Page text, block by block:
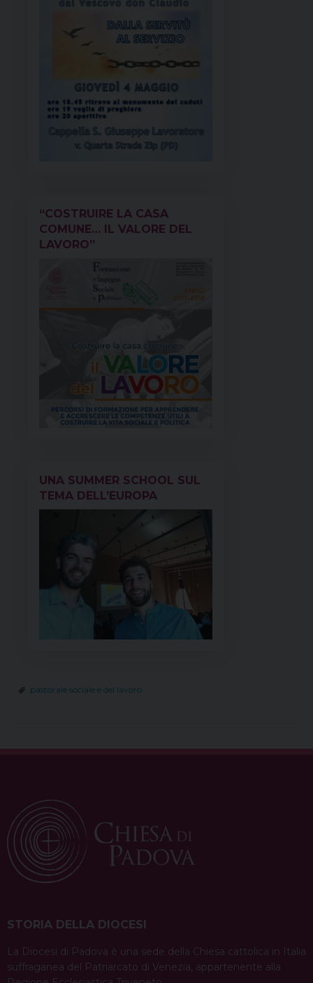
“COSTRUIRE LA CASA
COMUNE… IL VALORE DEL
LAVORO”
UNA SUMMER SCHOOL SUL
TEMA DELL’EUROPA
pastorale sociale e del lavoro
STORIA DELLA DIOCESI
La Diocesi di Padova è una sede della Chiesa cattolica in Italia
suffraganea del Patriarcato di Venezia, appartenente alla